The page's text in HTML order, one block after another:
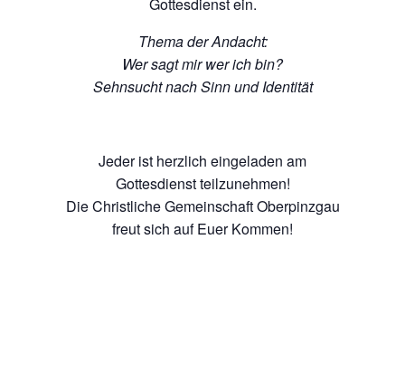
Thema der Andacht:
Wer sagt mir wer ich bin?
Sehnsucht nach Sinn und Identität
Jeder ist herzlich eingeladen am
Gottesdienst teilzunehmen!
Die Christliche Gemeinschaft Oberpinzgau
freut sich auf Euer Kommen!